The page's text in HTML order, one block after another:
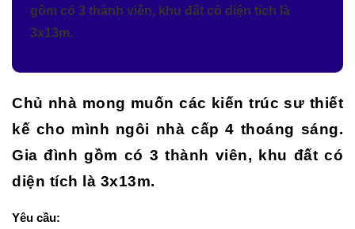
gồm có 3 thành viên, khu đất có diện tích là
3x13m.
Chủ nhà mong muốn các kiến trúc sư thiết
kế cho mình ngôi nhà cấp 4 thoáng sáng.
Gia đình gồm có 3 thành viên, khu đất có
diện tích là 3x13m.
Yêu cầu: